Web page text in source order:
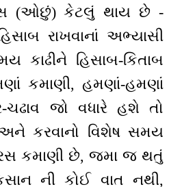
(ઓછું) કેટલું થાય છે -
રાખવાનાં અભ્યાસી
કાઢીને હિસાબ-કિતાબ
કમાણી, હમણાં-હમણાં
જો વધારે હશે તો
અને કરવાનો વિશેષ સમય
કમાણી છે, જમા જ થતું
ની કોઈ વાત નથી,